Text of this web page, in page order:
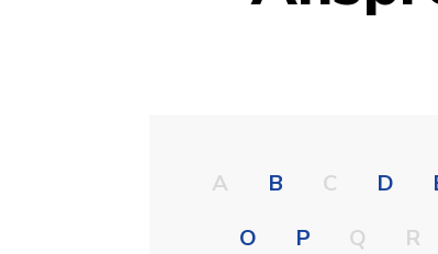
A B C D
O
P Q R